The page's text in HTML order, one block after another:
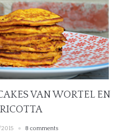
VAN WORTEL EN
RICOTTA
8 comments